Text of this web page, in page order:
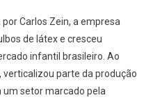
Carlos Zein, a empresa
de látex e cresceu
infantil brasileiro. Ao
verticalizou parte da produção
um setor marcado pela